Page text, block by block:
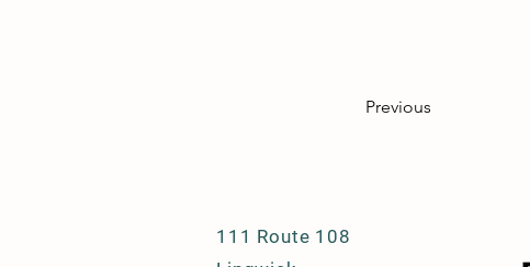
Previous
111 Route 108